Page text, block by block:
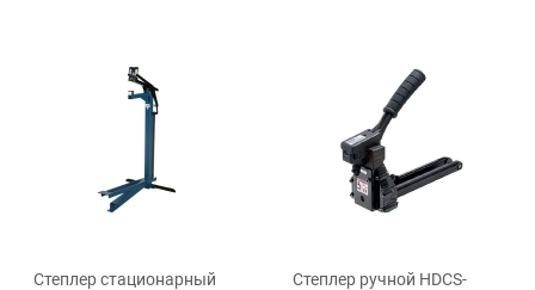
Степлер стационарный
Степлер ручной HDCS-